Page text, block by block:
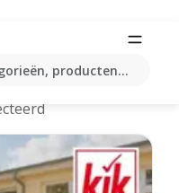
producten...
folders